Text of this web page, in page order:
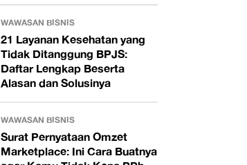
WAWASAN BISNIS
21 Layanan Kesehatan yang
Tidak Ditanggung BPJS:
Daftar Lengkap Beserta
Alasan dan Solusinya
WAWASAN BISNIS
Surat Pernyataan Omzet
Marketplace: Ini Cara Buatnya